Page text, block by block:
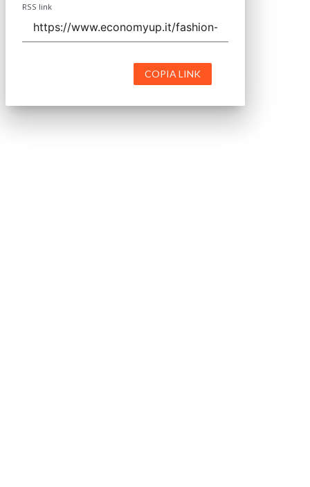
RSS link
COPIA LINK